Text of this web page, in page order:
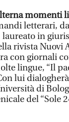
momenti
letterari,
in
rivista
con giornali
lingue, “Il
lui
di
del “Sole